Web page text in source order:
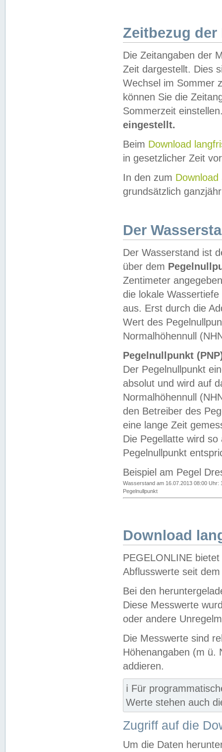
Zeitbezug der
Die Zeitangaben der
Zeit dargestellt. Dies
Wechsel im Sommer
können Sie die
Sommerzeit
eingestellt.
Beim Download
in gesetzlicher Zeit
In den zum Download
grundsätzlich
Der
Der Wasserstand ist
über dem
Zentimeter
die lokale
aus. Erst durch die
Wert des
Normalhöhennull
Pegelnullpunkt
Der Pegelnullpunkt
absolut und wird auf
Normalhöhennull
den Betreiber des
eine lange Zeit
Die Pegellatte wird
Pegelnullpunkt
Beispiel am Pegel
Wasserstand am 16.07.2013 08:00 Uhr:
Pegelnullpunkt
Download
PEGELONLINE
Abflusswerte seit
Bei den
Diese Messwerte
oder andere
Die Messwerte sind
Höhenangaben (m ü.
addieren.
ℹ️ Für
Werte stehen auch
Zugriff auf die
Um die Daten